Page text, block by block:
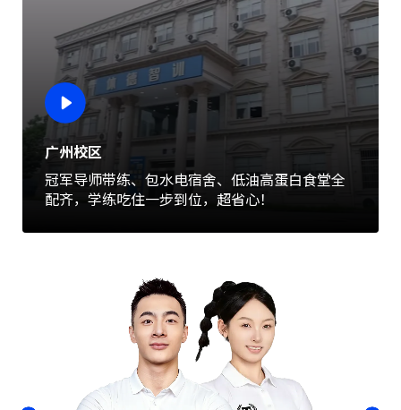
广州校区
冠军导师带练、包水电宿舍、低油高蛋白食堂全
配齐，学练吃住一步到位，超省心！